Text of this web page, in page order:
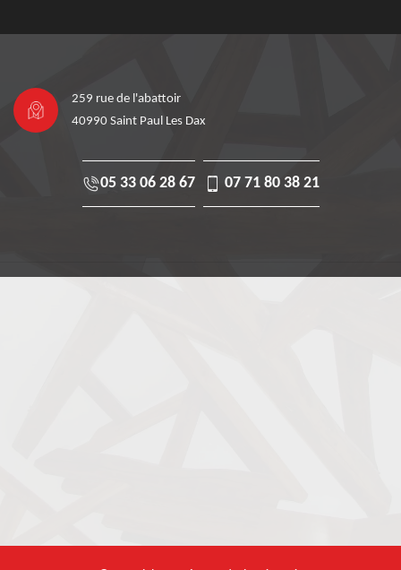
259 rue de l'abattoir
40990 Saint Paul Les Dax
05 33 06 28 67 07 71 80 38 21